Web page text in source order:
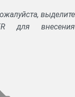
выделите
для внесения